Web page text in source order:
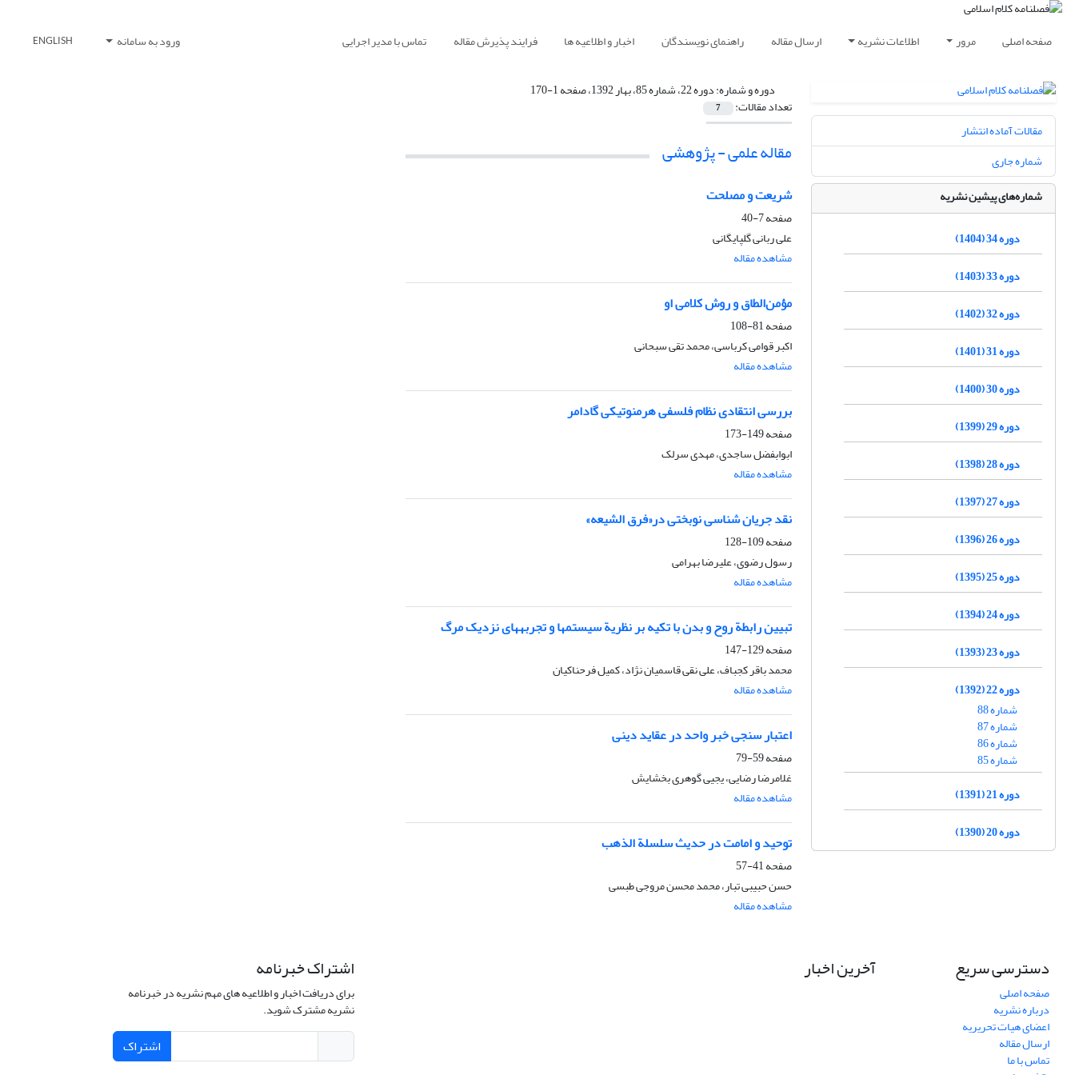
صفحه اصلی مرور اطلاعات نشریه ارسال مقاله راهنمای نویسندگان اخبار و اطلاعیه ها فرایند پذیرش مقاله تماس با مدیر اجرایی ورود به سامانه ENGLISH
دوره و شماره:دوره 22، شماره 85، بهار 1392، صفحه 1-170
تعداد مقالات: 7
مقاله علمی - پژوهشی
شریعت و مصلحت
صفحه7-40
علی ربانی گلپایگانی
مشاهده مقاله
مؤمن‌الطاق و روش کلامی او
صفحه81-108
اکبر قوامی کرباسی، محمد تقی سبحانی
مشاهده مقاله
بررسی انتقادی نظام فلسفی هرمنوتیکی گادامر
صفحه149-173
ابوابفضل ساجدی، مهدی سرلک
مشاهده مقاله
نقد جریان شناسی نوبختی در«فرق الشیعه»
صفحه109-128
رسول رضوی، علیرضا بهرامی
مشاهده مقاله
تبیین رابطة روح و بدن با تکیه بر نظریة سیستم‏ها و تجربه‏های نزدیک مرگ
صفحه129-147
محمد باقر کجباف، علی نقی قاسمیان نژاد، کمیل فرحناکیان
مشاهده مقاله
اعتبار سنجی خبر واحد در عقاید دینی
صفحه59-79
غلامرضا رضایی، یجیی گوهری بخشایش
مشاهده مقاله
توحید و امامت در حدیث سلسلة الذهب
صفحه41-57
حسن حبیبی تبار، محمد محسن مروجی طبسی
مشاهده مقاله
مقالات آماده انتشار
شماره جاری
شماره‌های پیشین نشریه
دوره 34 (1404)
دوره 33 (1403)
دوره 32 (1402)
دوره 31 (1401)
دوره 30 (1400)
دوره 29 (1399)
دوره 28 (1398)
دوره 27 (1397)
دوره 26 (1396)
دوره 25 (1395)
دوره 24 (1394)
دوره 23 (1393)
دوره 22 (1392)
شماره 88
شماره 87
شماره 86
شماره 85
دوره 21 (1391)
دوره 20 (1390)
دسترسی سریع
صفحه اصلی
درباره نشریه
اعضای هیات تحریریه
ارسال مقاله
تماس با ما
آخرین اخبار اشتراک خبرنامه
برای دریافت اخبار و اطلاعیه های مهم نشریه در خبرنامه
نشریه مشترک شوید.
اشتراک